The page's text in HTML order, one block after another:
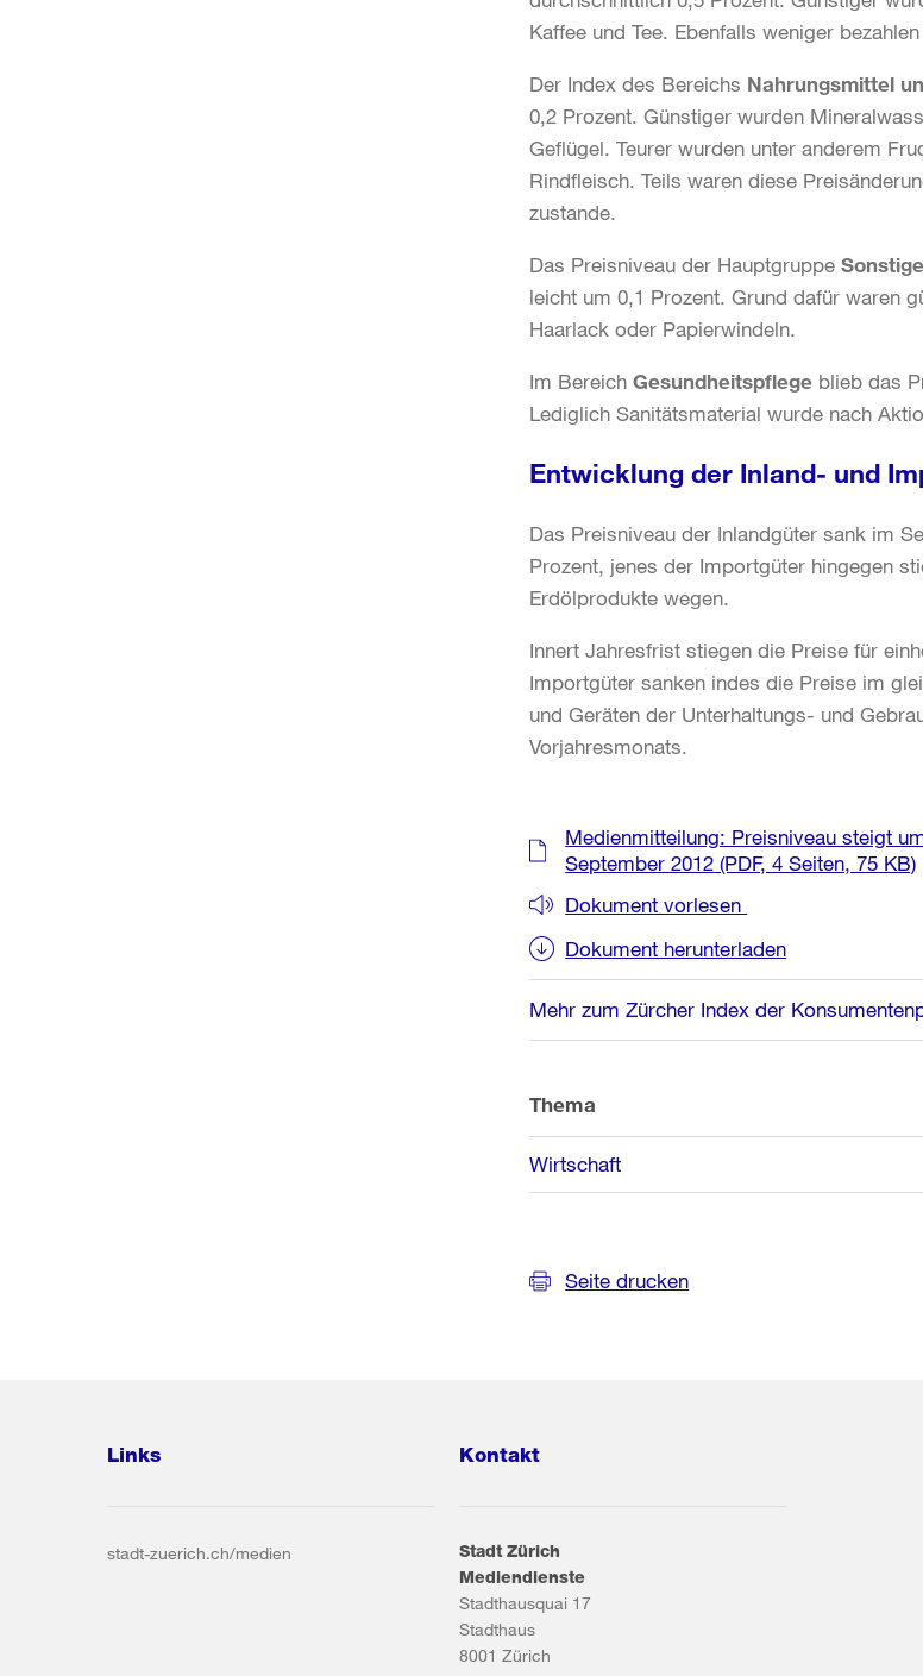
Kaffee und Tee. Ebenfalls weniger
Der Index des Bereichs Nahrungsmittel
0,2 Prozent. Günstiger wurden
Geflügel. Teurer wurden unter anderem
Rindfleisch. Teils waren diese
zustande.
Das Preisniveau der Hauptgruppe
leicht um 0,1 Prozent. Grund dafür waren
Haarlack oder Papierwindeln.
Im BereichGesundheitspflege blieb das
Lediglich Sanitätsmaterial wurde nach
Entwicklung der Inland- und
Das Preisniveau der Inlandgüter sank im
Prozent, jenes der Importgüter hingegen
Erdölprodukte wegen.
Innert Jahresfrist stiegen die Preise für
Importgüter sanken indes die Preise im
und Geräten der Unterhaltungs- und
Vorjahresmonats.
Weitere
Informationen
Medienmitteilung: Preisniveau steigt
September 2012 (PDF, 4 Seiten, 75 KB)
Dokument vorlesen
Dokument herunterladen
Mehr zum Zürcher Index der
Thema
Wirtschaft
Seite drucken
Links
stadt-zuerich.ch/medien
Kontakt
Stadt Zürich
Mediendienste
Stadthausquai 17
Stadthaus
8001 Zürich